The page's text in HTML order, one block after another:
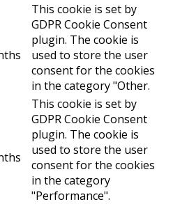
This cookie is set by
GDPR Cookie Consent
plugin. The cookie is
used to store the user
consent for the cookies
in the category "Other.
This cookie is set by
GDPR Cookie Consent
plugin. The cookie is
used to store the user
consent for the cookies
in the category
"Performance".